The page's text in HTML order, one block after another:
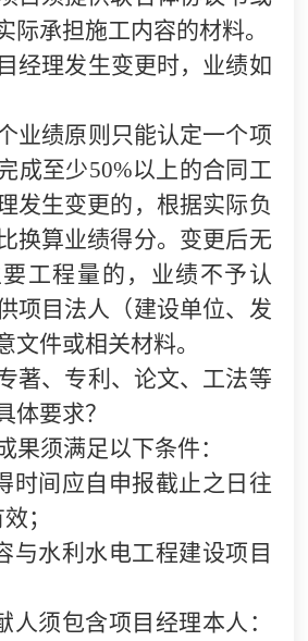
际承担施工内容的材料。
经理发生变更时，业绩如
业绩原则只能认定一个项
成至少50%以上的合同工
发生变更的，根据实际负
换算业绩得分。变更后无
工程量的，业绩不予认
项目法人（建设单位、发
文件或相关材料。
著、专利、论文、工法等
体要求？
果须满足以下条件：
时间应自申报截止之日往
；
与水利水电工程建设项目
人须包含项目经理本人：